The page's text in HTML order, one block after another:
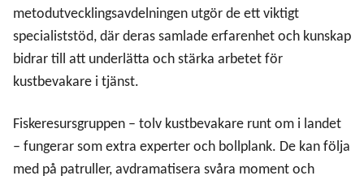
metodutvecklingsavdelningen utgör de ett viktigt
specialiststöd, där deras samlade erfarenhet och kunskap
bidrar till att underlätta och stärka arbetet för
kustbevakare i tjänst.
Fiskeresursgruppen – tolv kustbevakare runt om i landet
– fungerar som extra experter och bollplank. De kan följa
med på patruller, avdramatisera svåra moment och